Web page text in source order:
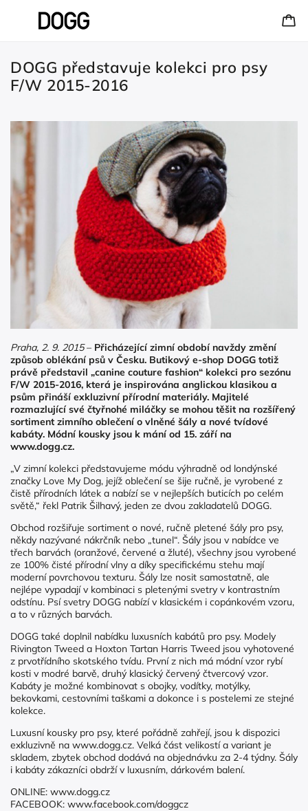
DOGG představuje kolekci pro psy
F/W 2015-2016
Praha, 2. 9. 2015– Přicházející zimní období navždy změní
způsob oblékání psů v Česku. Butikový e-shop DOGG totiž
právě představil „canine couture fashion“ kolekci pro sezónu
F/W 2015-2016, která je inspirována anglickou klasikou a
psům přináší exkluzivní přírodní materiály. Majitelé
rozmazlující své čtyřnohé miláčky se mohou těšit na rozšířený
sortiment zimního oblečení o vlněné šály a nové tvídové
kabáty. Módní kousky jsou k mání od 15. září na
www.dogg.cz.
„V zimní kolekci představujeme módu výhradně od londýnské
značky Love My Dog, jejíž oblečení se šije ručně, je vyrobené z
čistě přírodních látek a nabízí se v nejlepších buticích po celém
světě,“ řekl Patrik Šilhavý, jeden ze dvou zakladatelů DOGG.
Obchod rozšiřuje sortiment o nové, ručně pletené šály pro psy,
někdy nazývané nákrčník nebo „tunel“. Šály jsou v nabídce ve
třech barvách (oranžové, červené a žluté), všechny jsou vyrobené
ze 100% čisté přírodní vlny a díky specifickému stehu mají
moderní povrchovou texturu. Šály lze nosit samostatně, ale
nejlépe vypadají v kombinaci s pletenými svetry v kontrastním
odstínu. Psí svetry DOGG nabízí v klasickém i copánkovém vzoru,
a to v různých barvách.
DOGG také doplnil nabídku luxusních kabátů pro psy. Modely
Rivington Tweed a Hoxton Tartan Harris Tweed jsou vyhotovené
z prvotřídního skotského tvídu. První z nich má módní vzor rybí
kosti v modré barvě, druhý klasický červený čtvercový vzor.
Kabáty je možné kombinovat s obojky, vodítky, motýlky,
bekovkami, cestovními taškami a dokonce i s postelemi ze stejné
kolekce.
Luxusní kousky pro psy, které pořádně zahřejí, jsou k dispozici
exkluzivně na www.dogg.cz. Velká část velikostí a variant je
skladem, zbytek obchod dodává na objednávku za 2-4 týdny. Šály
i kabáty zákazníci obdrží v luxusním, dárkovém balení.
ONLINE: www.dogg.cz
FACEBOOK: www.facebook.com/doggcz